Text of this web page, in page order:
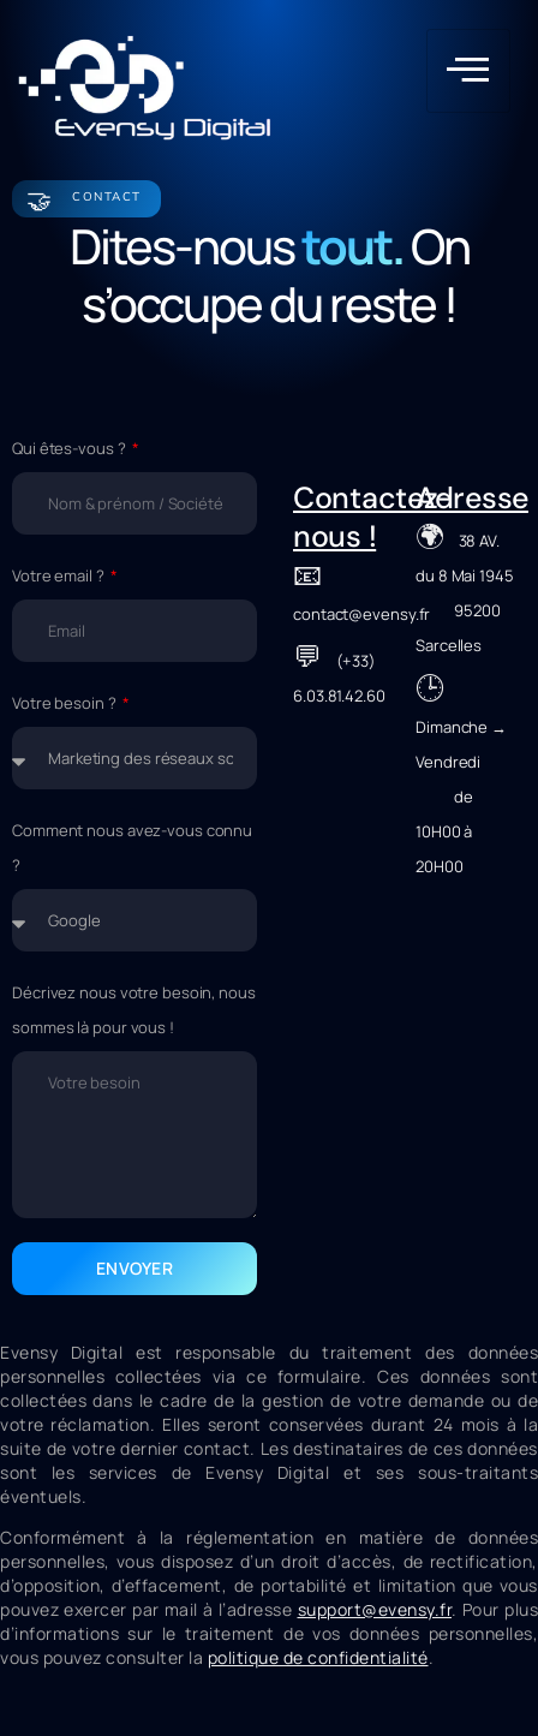
🤝 CONTACT
Dites-noustout.On
s’occupe du reste !
Qui êtes-vous ?
Votre email ?
Votre besoin ?
Comment nous avez-vous connu
?
Décrivez nous votre besoin, nous
sommes là pour vous !
ENVOYER
Contactez-
nous !
📧
contact@evensy.fr
💬
(+33)
6.03.81.42.60
Adresse
🌍 38 AV.
du 8 Mai 1945
95200
Sarcelles
🕒
Dimanche →
Vendredi
de
10H00 à
20H00
Evensy Digital est responsable du traitement des données
personnelles collectées via ce formulaire. Ces données sont
collectées dans le cadre de la gestion de votre demande ou de
votre réclamation. Elles seront conservées durant 24 mois à la
suite de votre dernier contact. Les destinataires de ces données
sont les services de Evensy Digital et ses sous-traitants
éventuels.
Conformément à la réglementation en matière de données
personnelles, vous disposez d’un droit d’accès, de rectification,
d’opposition, d’effacement, de portabilité et limitation que vous
pouvez exercer par mail à l’adresse support@evensy.fr. Pour plus
d’informations sur le traitement de vos données personnelles,
vous pouvez consulter la politique de confidentialité.